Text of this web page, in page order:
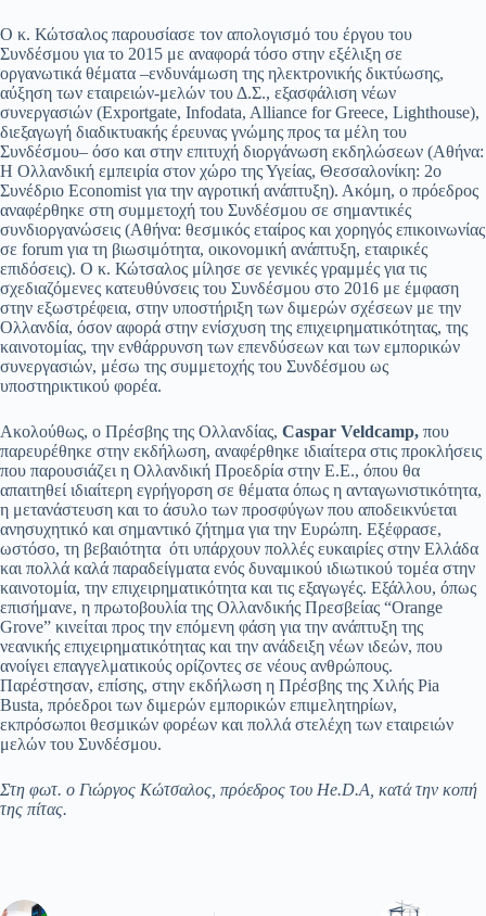
Ο κ. Κώτσαλος παρουσίασε τον απολογισμό του έργου του
Συνδέσμου για το 2015 με αναφορά τόσο στην εξέλιξη σε
οργανωτικά θέματα –ενδυνάμωση της ηλεκτρονικής δικτύωσης,
αύξηση των εταιρειών-μελών του Δ.Σ., εξασφάλιση νέων
συνεργασιών (Εxportgate, Infodata, Alliance for Greece, Lighthouse),
διεξαγωγή διαδικτυακής έρευνας γνώμης προς τα μέλη του
Συνδέσμου– όσο και στην επιτυχή διοργάνωση εκδηλώσεων (Αθήνα:
Η Ολλανδική εμπειρία στον χώρο της Υγείας, Θεσσαλονίκη: 2o
Συνέδριο Economist για την αγροτική ανάπτυξη). Ακόμη, ο πρόεδρος
αναφέρθηκε στη συμμετοχή του Συνδέσμου σε σημαντικές
συνδιοργανώσεις (Αθήνα: θεσμικός εταίρος και χορηγός επικοινωνίας
σε forum για τη βιωσιμότητα, οικονομική ανάπτυξη, εταιρικές
επιδόσεις). Ο κ. Κώτσαλος μίλησε σε γενικές γραμμές για τις
σχεδιαζόμενες κατευθύνσεις του Συνδέσμου στο 2016 με έμφαση
στην εξωστρέφεια, στην υποστήριξη των διμερών σχέσεων με την
Ολλανδία, όσον αφορά στην ενίσχυση της επιχειρηματικότητας, της
καινοτομίας, την ενθάρρυνση των επενδύσεων και των εμπορικών
συνεργασιών, μέσω της συμμετοχής του Συνδέσμου ως
υποστηρικτικού φορέα.
Ακολούθως, ο Πρέσβης της Ολλανδίας, Caspar Veldcamp, που
παρευρέθηκε στην εκδήλωση, αναφέρθηκε ιδιαίτερα στις προκλήσεις
που παρουσιάζει η Ολλανδική Προεδρία στην Ε.Ε., όπου θα
απαιτηθεί ιδιαίτερη εγρήγορση σε θέματα όπως η ανταγωνιστικότητα,
η μετανάστευση και το άσυλο των προσφύγων που αποδεικνύεται
ανησυχητικό και σημαντικό ζήτημα για την Ευρώπη. Εξέφρασε,
ωστόσο, τη βεβαιότητα ότι υπάρχουν πολλές ευκαιρίες στην Ελλάδα
και πολλά καλά παραδείγματα ενός δυναμικού ιδιωτικού τομέα στην
καινοτομία, την επιχειρηματικότητα και τις εξαγωγές. Εξάλλου, όπως
επισήμανε, η πρωτοβουλία της Ολλανδικής Πρεσβείας “Orange
Grove” κινείται προς την επόμενη φάση για την ανάπτυξη της
νεανικής επιχειρηματικότητας και την ανάδειξη νέων ιδεών, που
ανοίγει επαγγελματικούς ορίζοντες σε νέους ανθρώπους.
Παρέστησαν, επίσης, στην εκδήλωση η Πρέσβης της Χιλής Pia
Busta, πρόεδροι των διμερών εμπορικών επιμελητηρίων,
εκπρόσωποι θεσμικών φορέων και πολλά στελέχη των εταιρειών
μελών του Συνδέσμου.
Στη φωτ. ο Γιώργος Κώτσαλος, πρόεδρος του He.D.A, κατά την κοπή
της πίτας.